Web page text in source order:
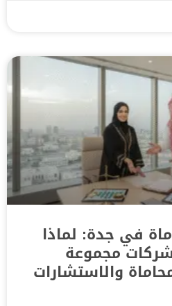
في جدة: لماذا
مجموعة
والاستشارات